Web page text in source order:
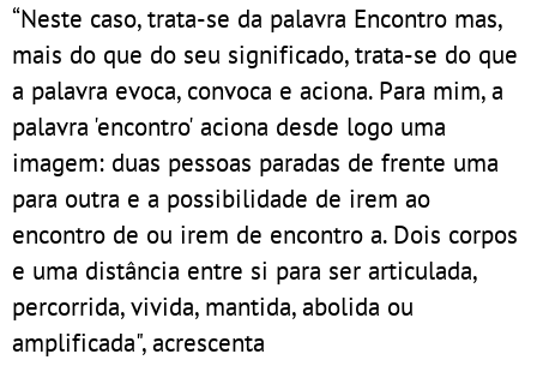
“Neste caso, trata-se da palavra Encontro mas,
mais do que do seu significado, trata-se do que
a palavra evoca, convoca e aciona. Para mim, a
palavra 'encontro' aciona desde logo uma
imagem: duas pessoas paradas de frente uma
para outra e a possibilidade de irem ao
encontro de ou irem de encontro a. Dois corpos
e uma distância entre si para ser articulada,
percorrida, vivida, mantida, abolida ou
amplificada", acrescenta